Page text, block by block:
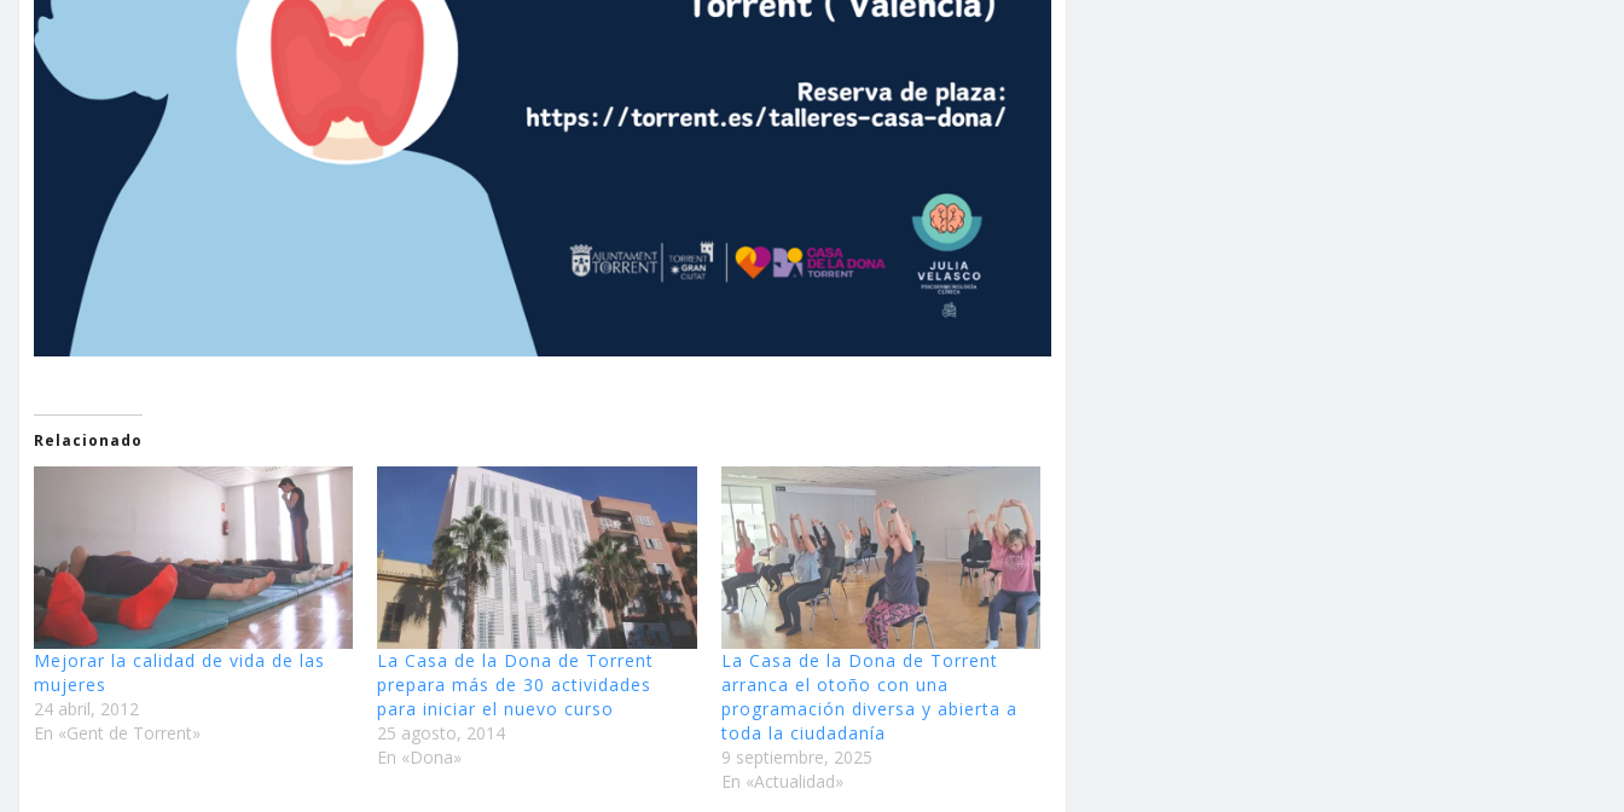
Relacionado
Mejorar la calidad de vida de las
mujeres
24 abril, 2012
En «Gent de Torrent»
La Casa de la Dona de Torrent
prepara más de 30 actividades
para iniciar el nuevo curso
25 agosto, 2014
En «Dona»
La Casa de la Dona de Torrent
arranca el otoño con una
programación diversa y abierta a
toda la ciudadanía
9 septiembre, 2025
En «Actualidad»